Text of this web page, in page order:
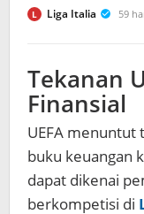
L Liga Italia 59
Tekanan
Finansial
UEFA menuntut
buku keuangan
dapat dikenai
berkompetisi di